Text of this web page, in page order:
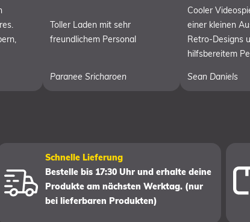
Toller Laden mit sehr
freundlichem Personal
Paranee Sricharoen
Cooler
einer kleinen
Retro-Designs
hilfsbereitem
Sean Daniels
Schnelle Lieferung
Bestelle bis 17:30 Uhr und erhalte deine
Produkte am nächsten Werktag. (nur
bei lieferbaren Produkten)